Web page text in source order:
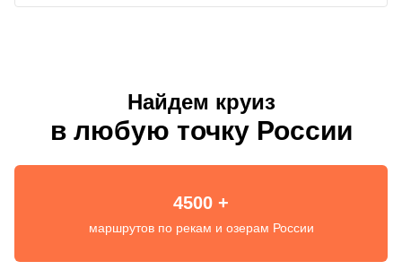
Найдем круиз
в любую точку России
4500 +
маршрутов по рекам и озерам России